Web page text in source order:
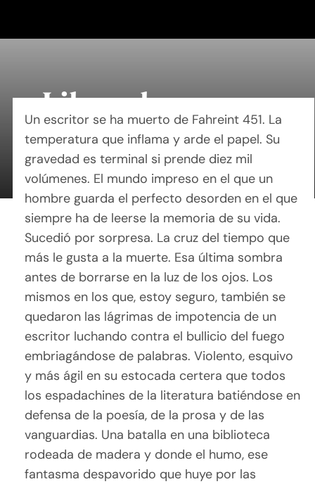
Libros humanos
By Mary Maxey October 24, 2019
Un escritor se ha muerto de Fahreint 451. La
temperatura que inflama y arde el papel. Su
gravedad es terminal si prende diez mil
volúmenes. El mundo impreso en el que un
hombre guarda el perfecto desorden en el que
siempre ha de leerse la memoria de su vida.
Sucedió por sorpresa. La cruz del tiempo que
más le gusta a la muerte. Esa última sombra
antes de borrarse en la luz de los ojos. Los
mismos en los que, estoy seguro, también se
quedaron las lágrimas de impotencia de un
escritor luchando contra el bullicio del fuego
embriagándose de palabras. Violento, esquivo
y más ágil en su estocada certera que todos
los espadachines de la literatura batiéndose en
defensa de la poesía, de la prosa y de las
vanguardias. Una batalla en una biblioteca
rodeada de madera y donde el humo, ese
fantasma despavorido que huye por las